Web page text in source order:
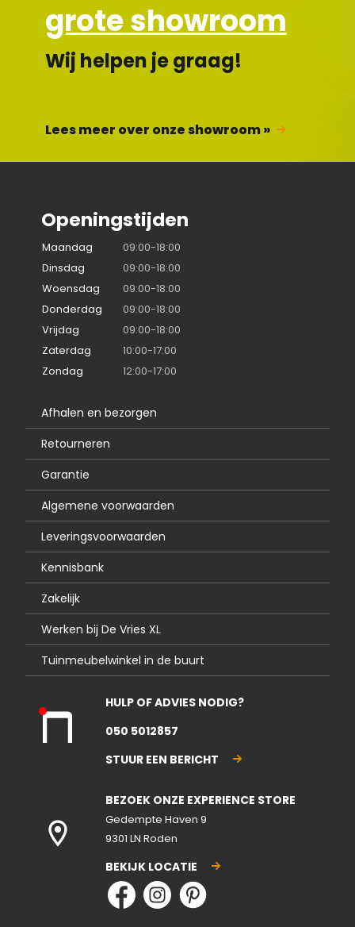
grote showroom
Wij helpen je graag!
Lees meer over onze showroom »
Openingstijden
Maandag
09:00-18:00
Dinsdag
09:00-18:00
Woensdag
09:00-18:00
Donderdag
09:00-18:00
Vrijdag
09:00-18:00
Zaterdag
10:00-17:00
Zondag
12:00-17:00
Afhalen en bezorgen
Retourneren
Garantie
Algemene voorwaarden
Leveringsvoorwaarden
Kennisbank
Zakelijk
Werken bij De Vries XL
Tuinmeubelwinkel in de buurt
nte
ote
n
HULP OF ADVIES NODIG?
050 5012857
STUUR EEN BERICHT
BEZOEK ONZE EXPERIENCE STORE
Gedempte Haven 9
9301 LN Roden
BEKIJK LOCATIE